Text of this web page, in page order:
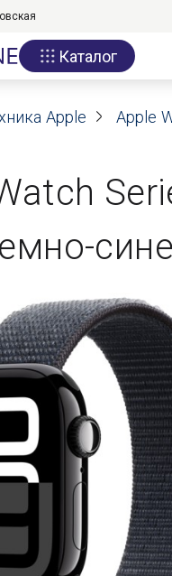
Каталог
Apple Apple